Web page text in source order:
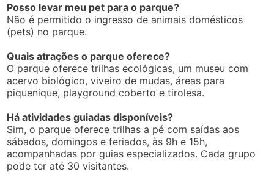
Posso levar meu pet para o parque?
Não é permitido o ingresso de animais domésticos
(pets) no parque.
Quais atrações o parque oferece?
O parque oferece trilhas ecológicas, um museu com
acervo biológico, viveiro de mudas, áreas para
piquenique, playground coberto e tirolesa.
Há atividades guiadas disponíveis?
Sim, o parque oferece trilhas a pé com saídas aos
sábados, domingos e feriados, às 9h e 15h,
acompanhadas por guias especializados. Cada grupo
pode ter até 30 visitantes.